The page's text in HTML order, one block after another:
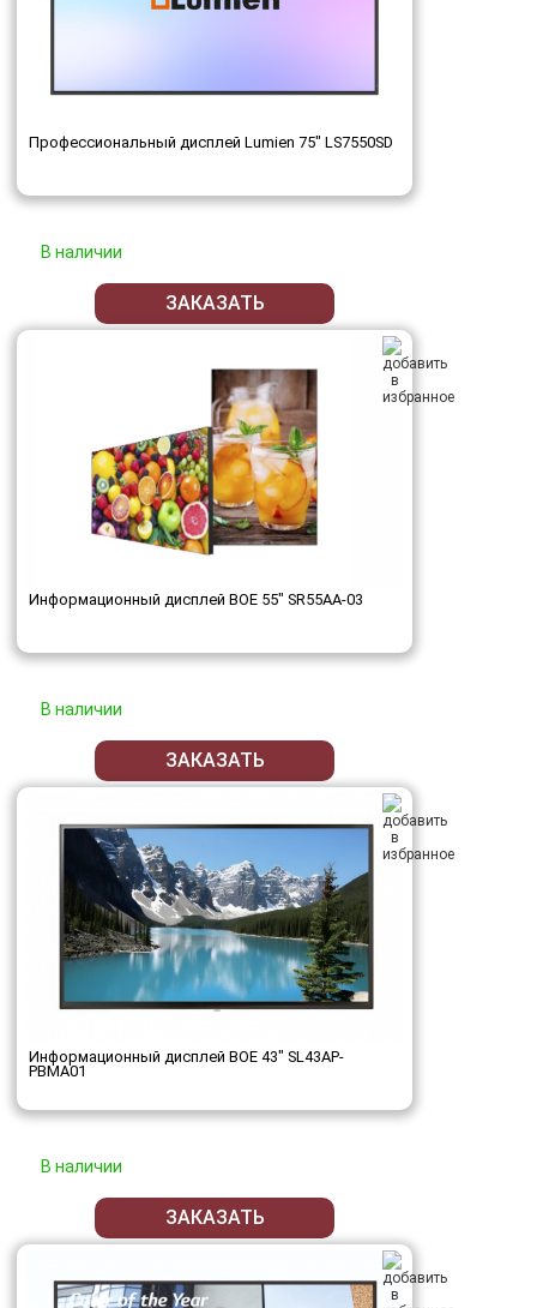
Профессиональный дисплей Lumien 75" LS7550SD
В наличии
ЗАКАЗАТЬ
Информационный дисплей BOE 55" SR55AA-03
В наличии
ЗАКАЗАТЬ
Информационный дисплей BOE 43" SL43AP-
PBMA01
В наличии
ЗАКАЗАТЬ